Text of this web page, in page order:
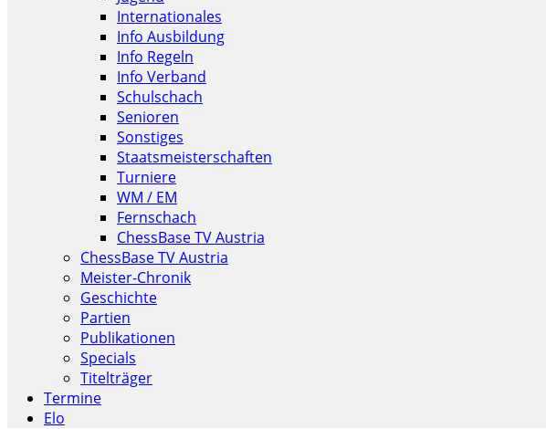
Internationales
Info Ausbildung
Info Regeln
Info Verband
Schulschach
Senioren
Sonstiges
Staatsmeisterschaften
Turniere
WM / EM
Fernschach
ChessBase TV Austria
ChessBase TV Austria
Meister-Chronik
Geschichte
Partien
Publikationen
Specials
Titelträger
Termine
Elo